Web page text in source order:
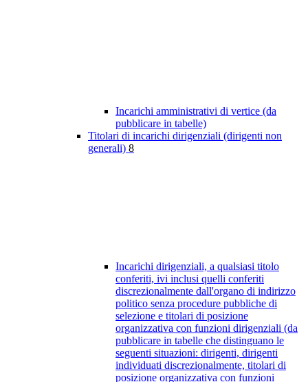
Incarichi amministrativi di vertice (da
pubblicare in tabelle)
Titolari di incarichi dirigenziali (dirigenti non
generali) 8
Incarichi dirigenziali, a qualsiasi titolo
conferiti, ivi inclusi quelli conferiti
discrezionalmente dall'organo di indirizzo
politico senza procedure pubbliche di
selezione e titolari di posizione
organizzativa con funzioni dirigenziali (da
pubblicare in tabelle che distinguano le
seguenti situazioni: dirigenti, dirigenti
individuati discrezionalmente, titolari di
posizione organizzativa con funzioni